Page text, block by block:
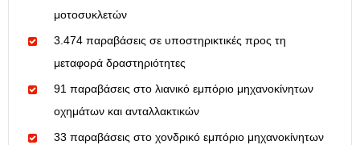
μοτοσυκλετών
3.474 παραβάσεις σε υποστηρικτικές προς τη
μεταφορά δραστηριότητες
91 παραβάσεις στο λιανικό εμπόριο μηχανοκίνητων
οχημάτων και ανταλλακτικών
33 παραβάσεις στο χονδρικό εμπόριο μηχανοκίνητων